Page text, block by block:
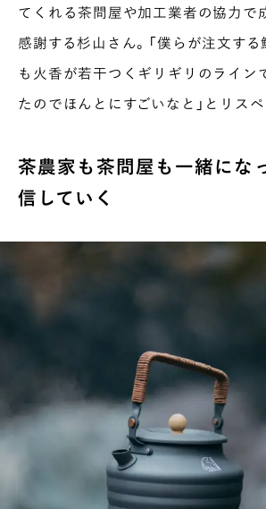
てくれる茶問屋や加工業者の協力で
感謝する杉山さん。「僕らが注文す
も火香が若干つくギリギリのライン
たのでほんとにすごいなと」とリス
茶農家も茶問屋も一緒にな
信していく